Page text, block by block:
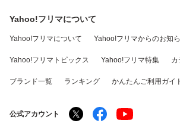
Yahoo!フリマについて
Yahoo!フリマについて Yahoo!フリマからのお知
Yahoo!フリマトピックス Yahoo!フリマ特集 カ
ブランド一覧 ランキング かんたんご利用ガイ
公式アカウント